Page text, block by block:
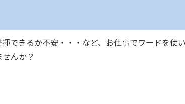
できるか不安・・・など、お仕事でワードを使
んか？